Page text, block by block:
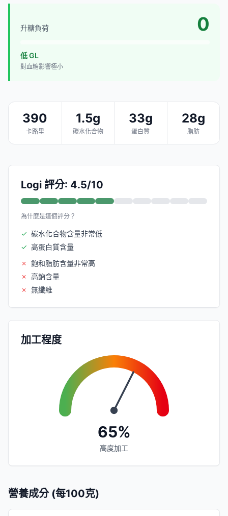
升糖負荷 0
低 GL
對血糖影響極小
390
卡路里
1.5g
碳水化合物
33g
蛋白質
28g
脂肪
Logi 評分: 4.5/10
為什麼是這個評分？
✓ 碳水化合物含量非常低
✓ 高蛋白質含量
✗ 飽和脂肪含量非常高
✗ 高鈉含量
✗ 無纖維
加工程度
65%
高度加工
營養成分 (每100克)